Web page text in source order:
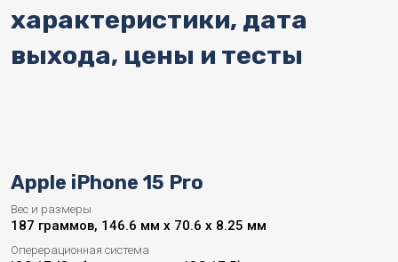
характеристики, дата
выхода, цены и тесты
Apple iPhone 15 Pro
Вес и размеры
187 граммов, 146.6 мм x 70.6 x 8.25 мм
Оперерационная система